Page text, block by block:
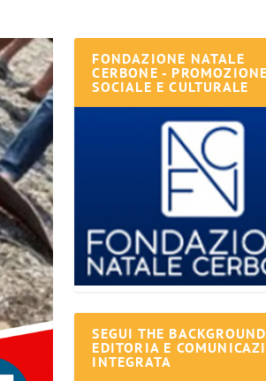
FONDAZIONE NATALE
CERBONE - PROMOZIONE
SOCIALE E CULTURALE
SEGUI THE
EDITORIA E
INTEGRATA